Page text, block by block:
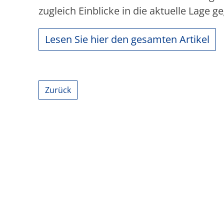
zugleich Einblicke in die aktuelle Lage
Lesen Sie hier den gesamten Artikel
Zurück